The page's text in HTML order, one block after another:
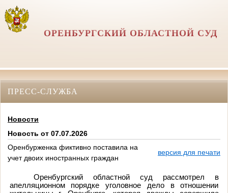
ОРЕНБУРГСКИЙ ОБЛАСТНОЙ СУД
ПРЕСС-СЛУЖБА
Новости
Новость от 07.07.2026
Оренбурженка фиктивно поставила на
учет двоих иностранных граждан
версия для печати
Оренбургский областной суд рассмотрел в
апелляционном порядке уголовное дело в отношении